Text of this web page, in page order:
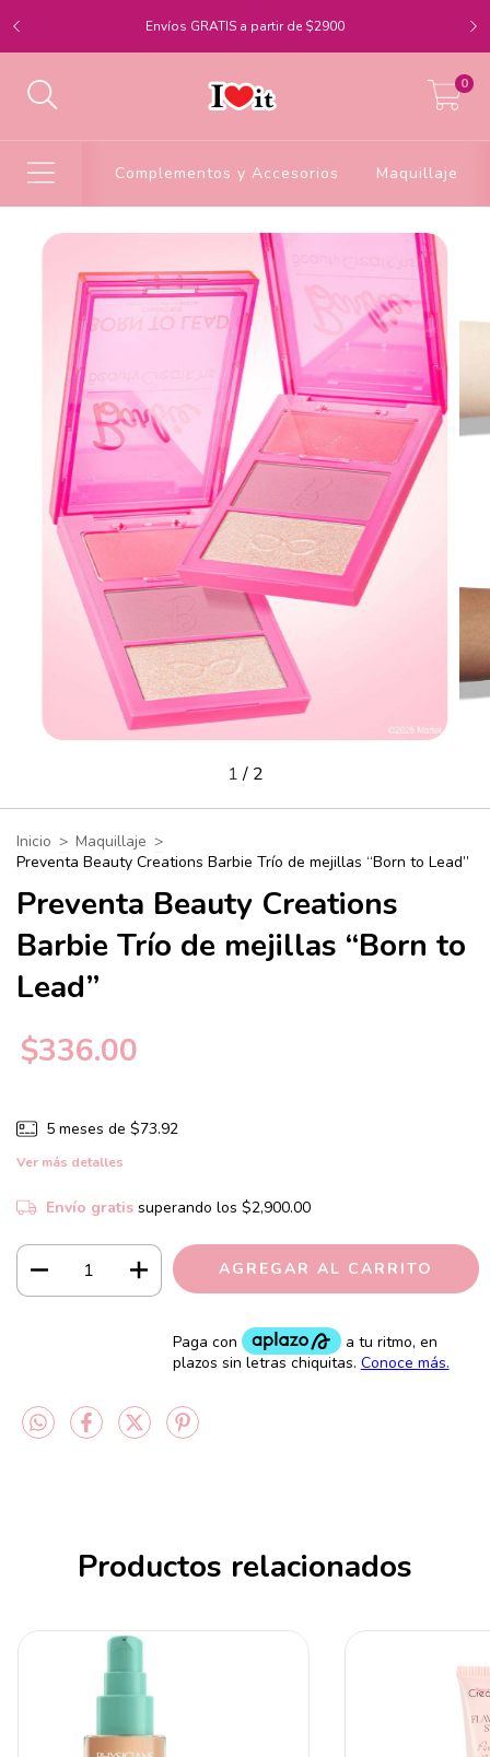
Envíos GRATIS a partir de $2900
0
Complementos y Accesorios Maquillaje
1/ 2
Inicio > Maquillaje >
Preventa Beauty Creations Barbie Trío de mejillas “Born to Lead”
Preventa Beauty Creations
Barbie Trío de mejillas “Born to
Lead”
$336.00
5 meses de $73.92
Ver más detalles
Envío gratis superando los $2,900.00
Productos relacionados